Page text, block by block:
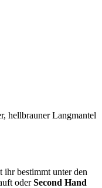
, hellbrauner Langmantel
bestimmt unter den
oderSecond Hand